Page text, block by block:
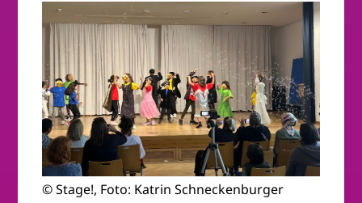
© Stage!, Foto: Katrin Schneckenburger